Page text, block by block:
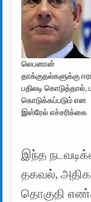
லெபனான்
தாக்குதல்களுக்கு
பதிலடி கொடுத்தால்,
கொடுக்கப்படும் என
இஸ்ரேல் எச்சரிக்கை
இந்த
தகவல்,
தொகுதி